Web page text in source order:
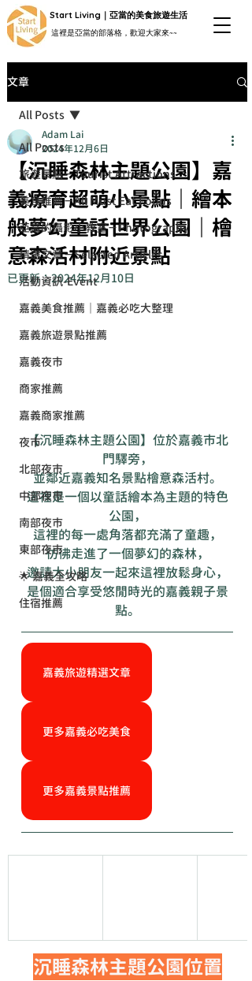
Start Living｜亞當的美食旅遊生活
這裡是亞當的部落格，歡迎大家來~~
文章
All Posts
旅遊景點－Tourist Attractions
美食推薦－All Must Eat Foods
亞當的攝影小教室－Photography
精選文章－Selected Articles
活動資訊-Event
嘉義美食推薦｜嘉義必吃大整理
嘉義旅遊景點推薦
嘉義夜市
商家推薦
嘉義商家推薦
夜市
北部夜市
中部夜市
南部夜市
東部夜市
🌟 嘉義全攻略
住宿推薦
All Posts
【沉睡森林主題公園】嘉
義療育超萌小景點｜繪本
般夢幻童話世界公園｜檜
意森活村附近景點
Adam Lai
2024年12月6日
已更新：2024年12月10日
【沉睡森林主題公園】位於嘉義市北
門驛旁，
並鄰近嘉義知名景點檜意森活村。
這裡是一個以童話繪本為主題的特色
公園，
這裡的每一處角落都充滿了童趣，
彷彿走進了一個夢幻的森林，
邀請大小朋友一起來這裡放鬆身心，
是個適合享受悠閒時光的嘉義親子景
點。
嘉義旅遊精選文章
更多嘉義必吃美食
更多嘉義景點推薦
沉睡森林主題公園位置